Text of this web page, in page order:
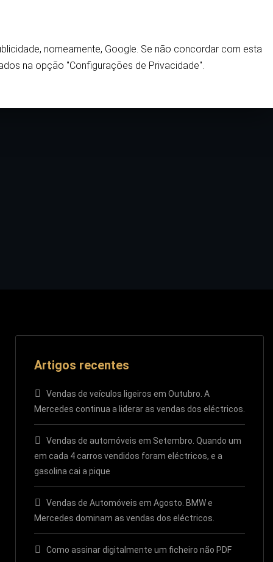
Home
Artigos recentes
Vendas de veículos ligeiros em Outubro. A
Mercedes continua a liderar as vendas dos eléctricos.
Vendas de automóveis em Setembro. Quando um
em cada 4 carros vendidos foram eléctricos, e a
gasolina cai a pique
Vendas de Automóveis em Agosto. BMW e
Mercedes dominam as vendas dos eléctricos.
Como assinar digitalmente um ficheiro não PDF
nomeamente, Google. Se não concordar com esta
na opção "Configurações de Privacidade".